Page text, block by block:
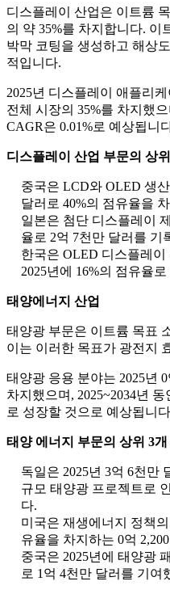
디스플레이 산업은 이트륨
의 약 35%를 차지합니다. 이
박막 코팅을 생성하고 해상
적입니다.
2025년 디스플레이 애플리
전체 시장의 35%를 차지했
CAGR은 0.01%로 예상됩니
디스플레이 산업 부문의 상
중국은 LCD와 OLED 생
달러로 40%의 점유율을
일본은 첨단 디스플레이
율로 2억 7천만 달러를 기
한국은 OLED 디스플레
2025년에 16%의 점유율
태양에너지 산업
태양광 부문은 이트륨 목표
이는 이러한 목표가 광전지
태양광 응용 분야는 2025년
차지했으며, 2025~2034년
로 성장할 것으로 예상됩니
태양 에너지 부문의 상위 3
독일은 2025년 3억 6천만
규모 태양광 프로젝트로
다.
미국은 재생에너지 정책
유율을 차지하는 0억
중국은 2025년에 태양광
로 1억 4천만 달러를 기여